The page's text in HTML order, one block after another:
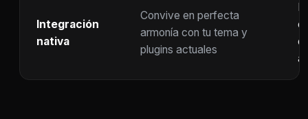
Integración
nativa
Convive en perfecta
armonía con tu tema y
plugins actuales